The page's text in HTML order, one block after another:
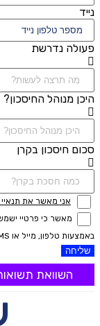
נייד
פעולה נדרשת
היכן מנוהל החיסכון?
סכום חיסכון בקרן
אני מאשר את
מאשר כי פרטיי
באמצעות טלפון, מייל או SMS מאיתנו או צד שלישי
שליחה
השוואת